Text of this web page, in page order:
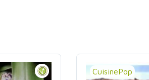
CuisinePop